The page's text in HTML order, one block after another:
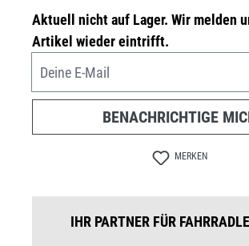
Aktuell nicht auf Lager. Wir melden
Artikel wieder eintrifft.
Deine E-Mail
BENACHRICHTIGE
MERKEN
IHR PARTNER FÜR